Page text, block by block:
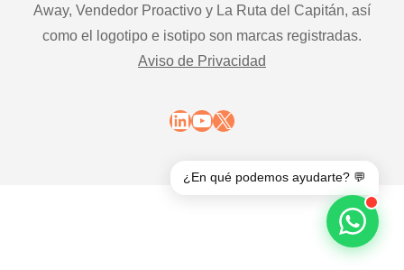
Away, Vendedor Proactivo y La Ruta del Capitán, así
como el logotipo e isotipo son marcas registradas.
Aviso de Privacidad
LinkedIn
YouTube
X
¿En qué podemos ayudarte? 💬